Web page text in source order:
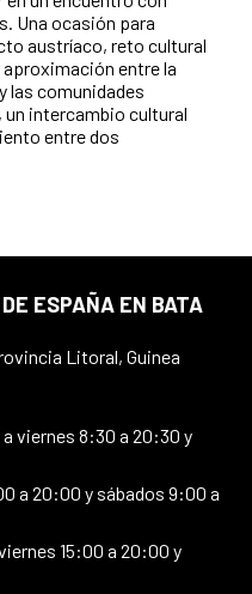
Una ocasión para
austríaco, reto cultural
entre la
las comunidades
un intercambio cultural
entre dos
ESPAÑA EN BATA
Litoral, Guinea
a viernes 8:30 a 20:30 y
a 20:00 y sábados 9:00 a
15:00 a 20:00 y